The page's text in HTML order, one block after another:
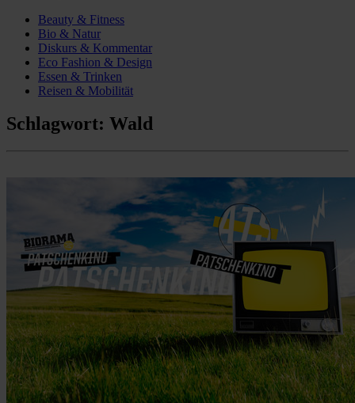
Beauty & Fitness
Bio & Natur
Diskurs & Kommentar
Eco Fashion & Design
Essen & Trinken
Reisen & Mobilität
Schlagwort: Wald